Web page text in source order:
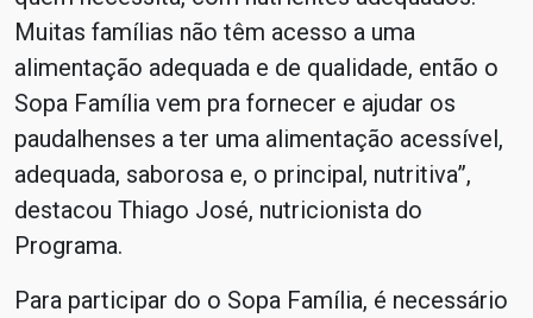
Muitas famílias não têm acesso a uma
alimentação adequada e de qualidade, então o
Sopa Família vem pra fornecer e ajudar os
paudalhenses a ter uma alimentação acessível,
adequada, saborosa e, o principal, nutritiva”,
destacou Thiago José, nutricionista do
Programa.
Para participar do o Sopa Família, é necessário